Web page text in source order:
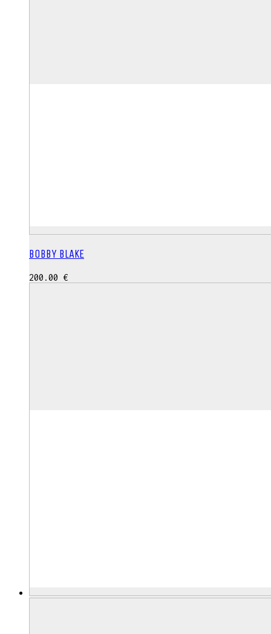
BOBBY BLAKE
200.00 €